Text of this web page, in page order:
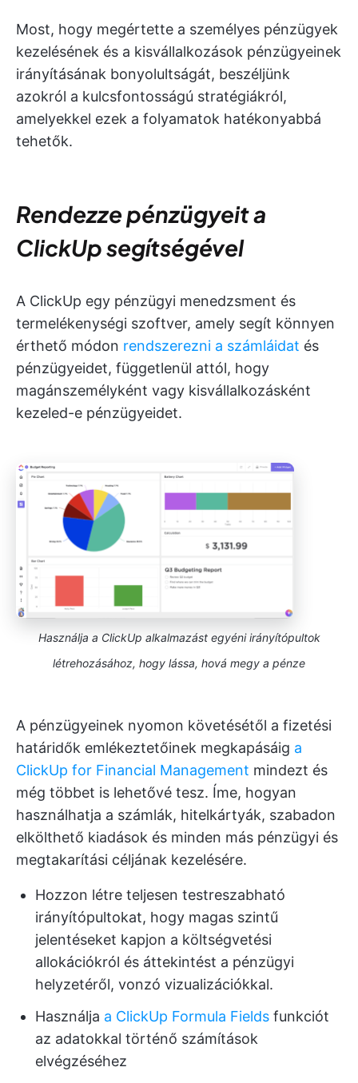
Most, hogy megértette a személyes pénzügyek
kezelésének és a kisvállalkozások pénzügyeinek
irányításának bonyolultságát, beszéljünk
azokról a kulcsfontosságú stratégiákról,
amelyekkel ezek a folyamatok hatékonyabbá
tehetők.
Rendezze pénzügyeit a
ClickUp segítségével
A ClickUp egy pénzügyi menedzsment és
termelékenységi szoftver, amely segít könnyen
érthető módon rendszerezni a számláidat és
pénzügyeidet, függetlenül attól, hogy
magánszemélyként vagy kisvállalkozásként
kezeled-e pénzügyeidet.
Használja a ClickUp alkalmazást egyéni irányítópultok
létrehozásához, hogy lássa, hová megy a pénze
A pénzügyeinek nyomon követésétől a fizetési
határidők emlékeztetőinek megkapásáig a
ClickUp for Financial Management mindezt és
még többet is lehetővé tesz. Íme, hogyan
használhatja a számlák, hitelkártyák, szabadon
elkölthető kiadások és minden más pénzügyi és
megtakarítási céljának kezelésére.
Hozzon létre teljesen testreszabható
irányítópultokat, hogy magas szintű
jelentéseket kapjon a költségvetési
allokációkról és áttekintést a pénzügyi
helyzetéről, vonzó vizualizációkkal.
Használja a ClickUp Formula Fields funkciót
az adatokkal történő számítások
elvégzéséhez